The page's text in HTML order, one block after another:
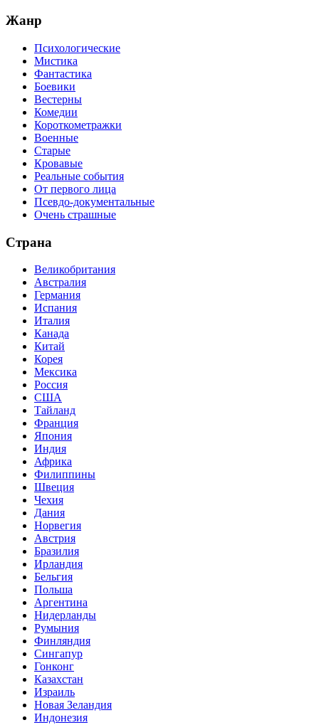
Жанр
Психологические
Мистика
Фантастика
Боевики
Вестерны
Комедии
Короткометражки
Военные
Старые
Кровавые
Реальные события
От первого лица
Псевдо-документальные
Очень страшные
Страна
Великобритания
Австралия
Германия
Испания
Италия
Канада
Китай
Корея
Мексика
Россия
США
Тайланд
Франция
Япония
Индия
Африка
Филиппины
Швеция
Чехия
Дания
Норвегия
Австрия
Бразилия
Ирландия
Бельгия
Польша
Аргентина
Нидерланды
Румыния
Финляндия
Сингапур
Гонконг
Казахстан
Израиль
Новая Зеландия
Индонезия